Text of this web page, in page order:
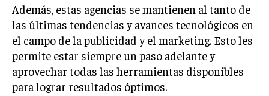
NEGOCIOS INTERNACIONALES
COMERCIO INTERNACIONAL
EXPANSIÓN GLOBAL
IMPORTACIÓN Y EXPORTACIÓN
Además, estas agencias se mantienen al tanto de
las últimas tendencias y avances tecnológicos en
el campo de la publicidad y el marketing. Esto les
permite estar siempre un paso adelante y
aprovechar todas las herramientas disponibles
para lograr resultados óptimos.